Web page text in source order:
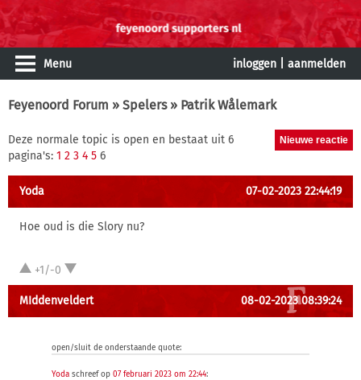
Menu inloggen aanmelden
Feyenoord Forum » Spelers» Patrik Wålemark
Deze normale topic is open en bestaat uit 6
pagina's: 1 2 3 4 5 6
Yoda 07-02-2023 22:44:19
Hoe oud is die Slory nu?
+1/-0
MIddenveldert 08-02-2023 08:39:24
open/sluit de onderstaande quote:
Yoda schreef op 07 februari 2023 om 22:44: